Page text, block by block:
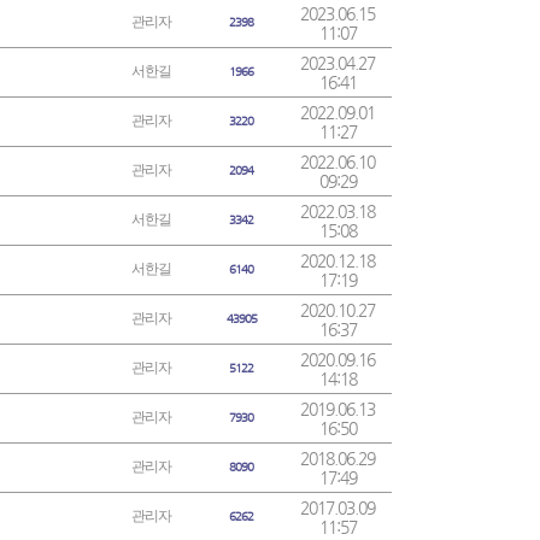
관리자 2398
2023.06.15
11:07
서한길 1966
2023.04.27
16:41
관리자 3220
2022.09.01
11:27
관리자 2094
2022.06.10
09:29
서한길 3342
2022.03.18
15:08
서한길 6140
2020.12.18
17:19
관리자 43905
2020.10.27
16:37
관리자 5122
2020.09.16
14:18
관리자 7930
2019.06.13
16:50
관리자 8090
2018.06.29
17:49
관리자 6262
2017.03.09
11:57